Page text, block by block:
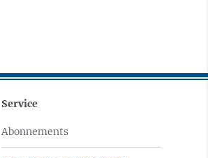
Service
Abonnements